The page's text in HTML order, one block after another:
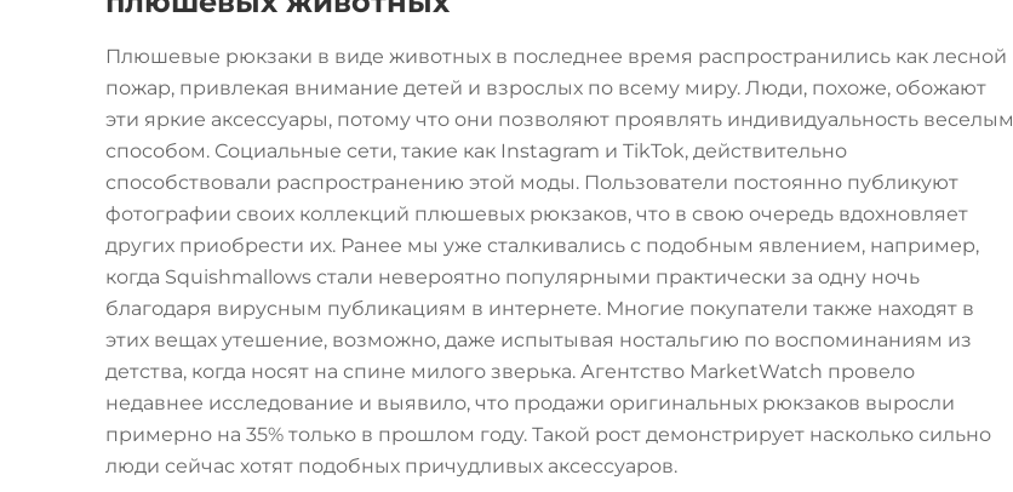
Плюшевые рюкзаки в виде животных в последнее время распространились как лесной
пожар, привлекая внимание детей и взрослых по всему миру. Люди, похоже, обожают
эти яркие аксессуары, потому что они позволяют проявлять индивидуальность веселым
способом. Социальные сети, такие как Instagram и TikTok, действительно
способствовали распространению этой моды. Пользователи постоянно публикуют
фотографии своих коллекций плюшевых рюкзаков, что в свою очередь вдохновляет
других приобрести их. Ранее мы уже сталкивались с подобным явлением, например,
когда Squishmallows стали невероятно популярными практически за одну ночь
благодаря вирусным публикациям в интернете. Многие покупатели также находят в
этих вещах утешение, возможно, даже испытывая ностальгию по воспоминаниям из
детства, когда носят на спине милого зверька. Агентство MarketWatch провело
недавнее исследование и выявило, что продажи оригинальных рюкзаков выросли
примерно на 35% только в прошлом году. Такой рост демонстрирует насколько сильно
люди сейчас хотят подобных причудливых аксессуаров.